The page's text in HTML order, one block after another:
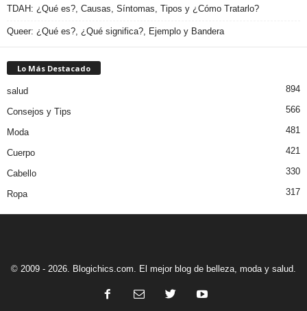
TDAH: ¿Qué es?, Causas, Síntomas, Tipos y ¿Cómo Tratarlo?
Queer: ¿Qué es?, ¿Qué significa?, Ejemplo y Bandera
Lo Más Destacado
salud 894
Consejos y Tips 566
Moda 481
Cuerpo 421
Cabello 330
Ropa 317
© 2009 - 2026. Blogichics.com. El mejor blog de belleza, moda y salud.